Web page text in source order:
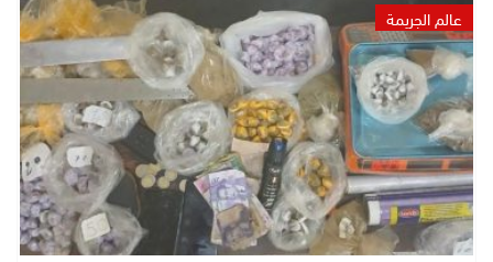
عالم الجريمة